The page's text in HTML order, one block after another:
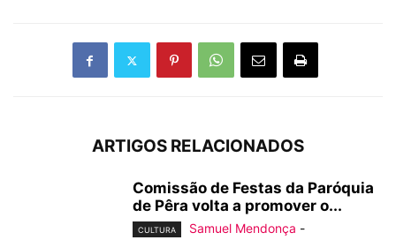
ARTIGOS RELACIONADOS
Comissão de Festas da Paróquia
de Pêra volta a promover o...
CULTURA Samuel Mendonça -